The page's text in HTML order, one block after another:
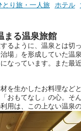
とり旅・一人旅 ホテル
まる温泉旅館
るように、温泉とは切
場」を形成していた温
なっています。また最
を生かしたお料理など
おもてなし」の心。そ
用は、この上ない温泉